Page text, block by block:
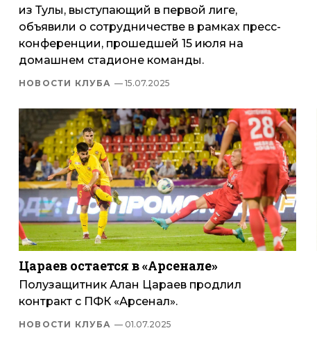
из Тулы, выступающий в первой лиге,
объявили о сотрудничестве в рамках пресс-
конференции, прошедшей 15 июля на
домашнем стадионе команды.
НОВОСТИ КЛУБА — 15.07.2025
Цараев остается в «Арсенале»
Полузащитник Алан Цараев продлил
контракт с ПФК «Арсенал».
НОВОСТИ КЛУБА — 01.07.2025